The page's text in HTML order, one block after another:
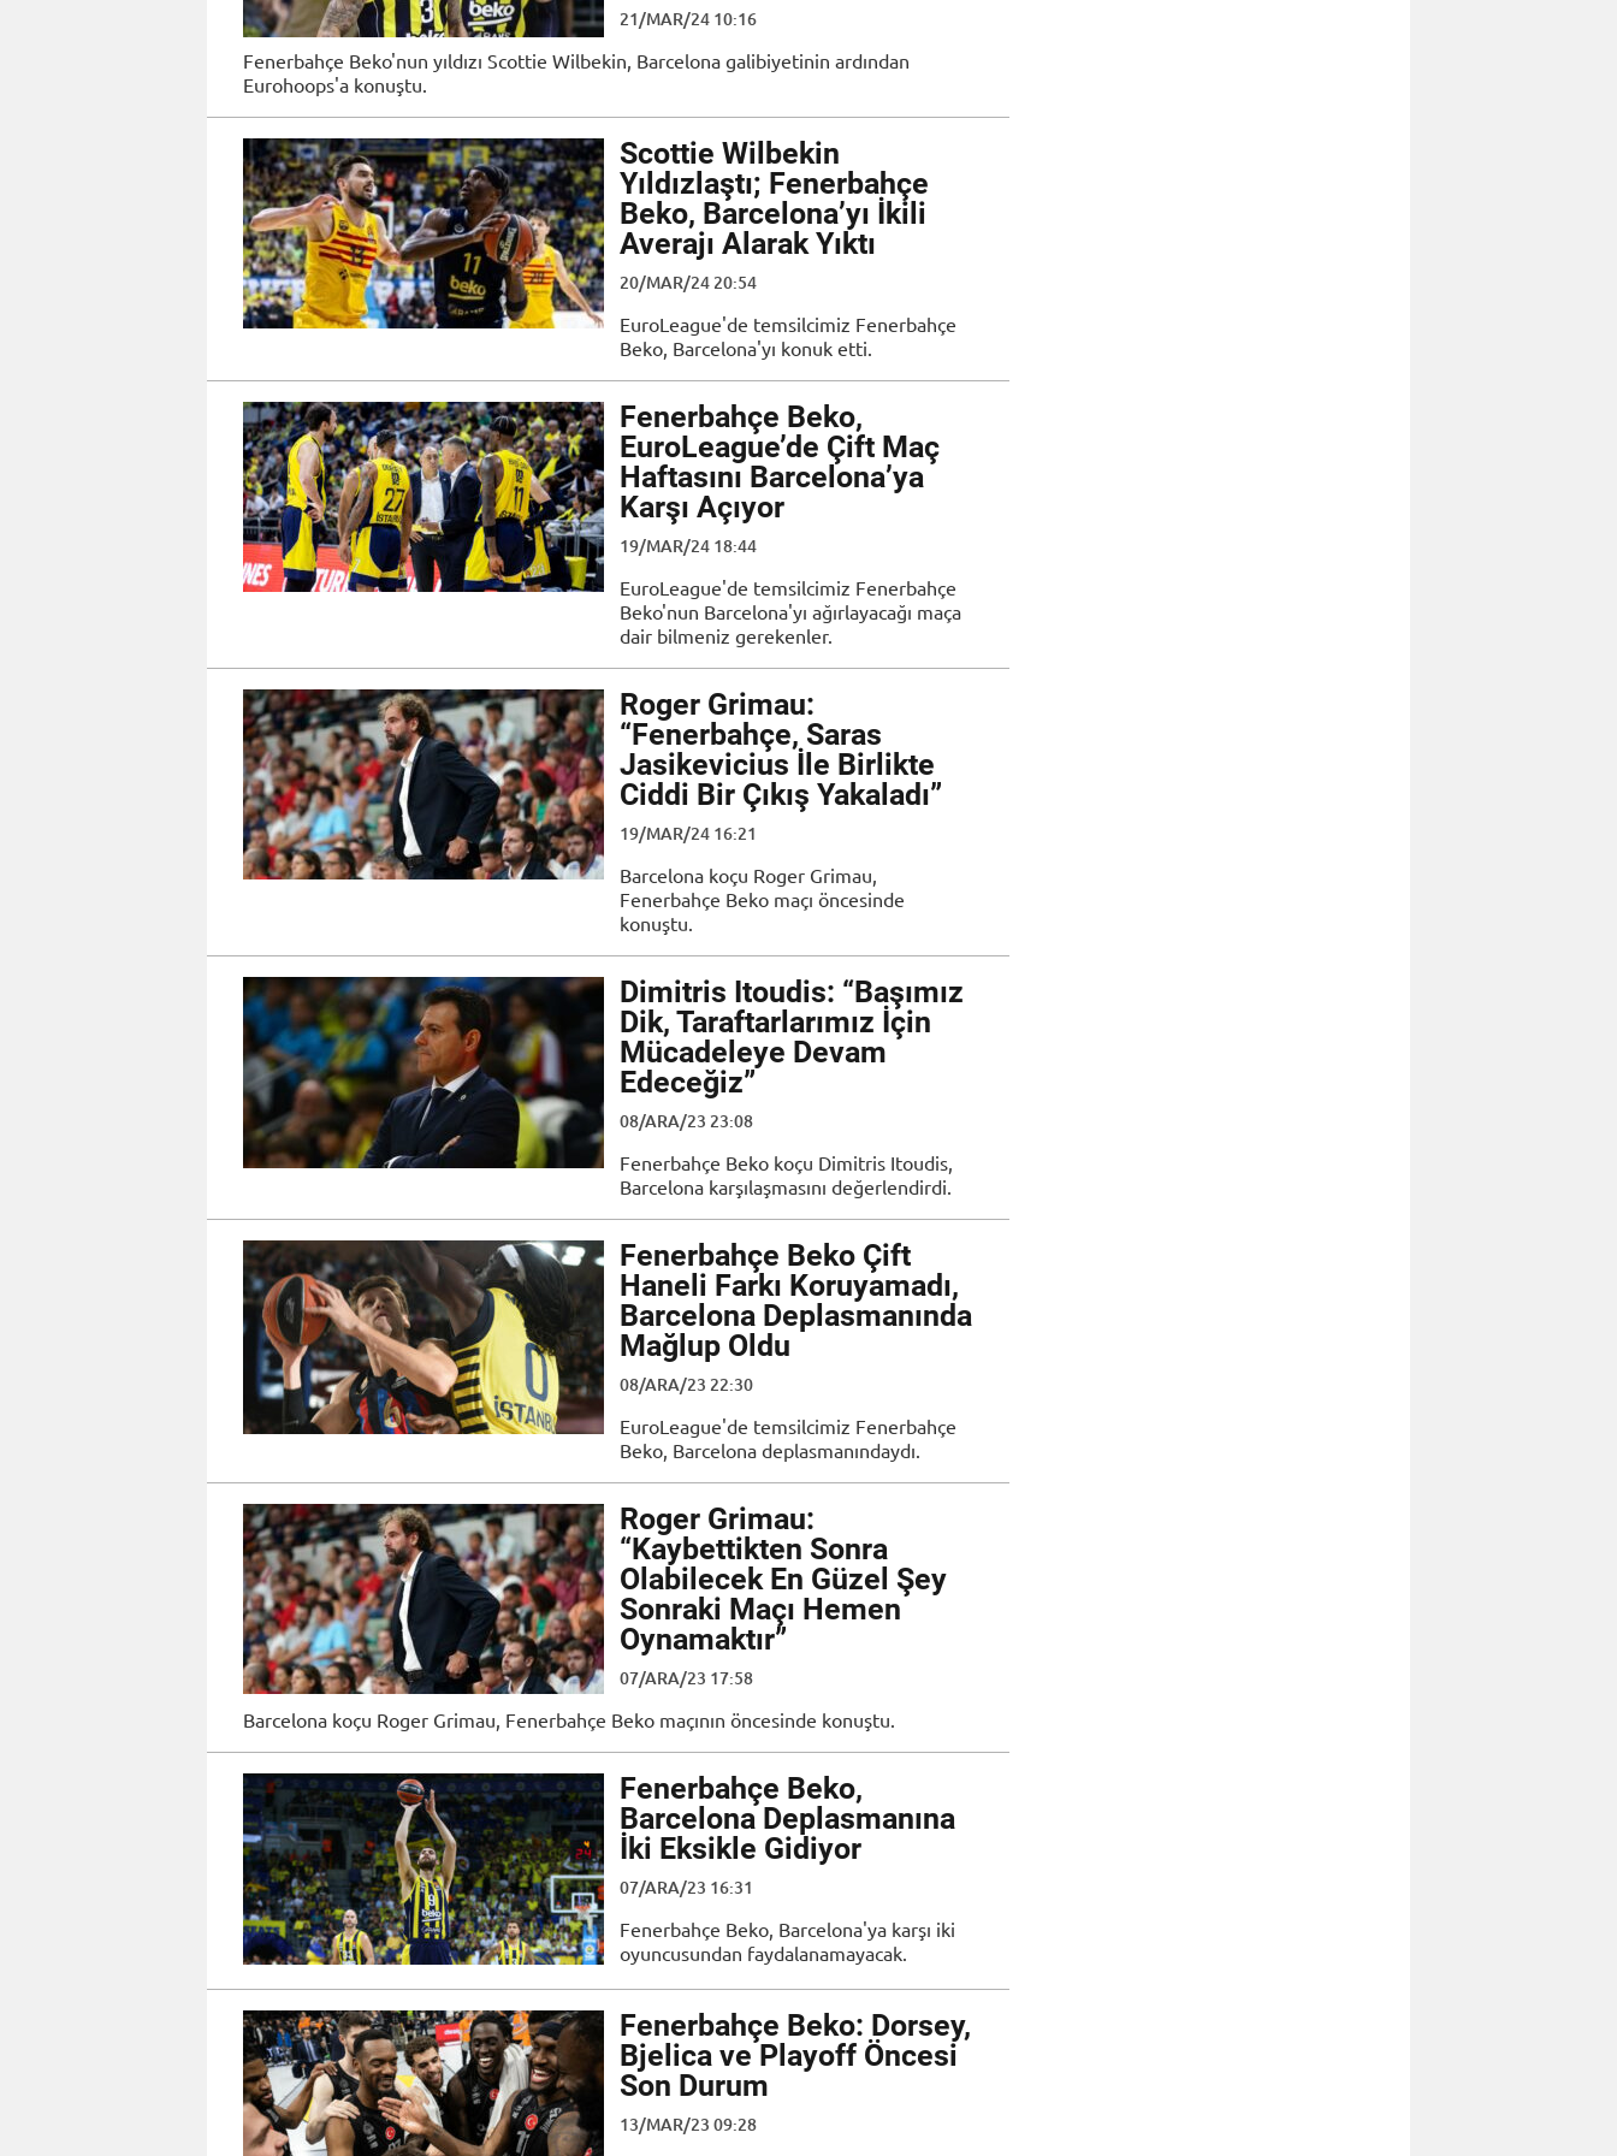
21/MAR/24 10:16
Fenerbahçe Beko'nun yıldızı Scottie Wilbekin, Barcelona galibiyetinin ardından
Eurohoops'a konuştu.
Scottie Wilbekin
Yıldızlaştı; Fenerbahçe
Beko, Barcelona’yı İkili
Averajı Alarak Yıktı
20/MAR/24 20:54
EuroLeague'de temsilcimiz Fenerbahçe
Beko, Barcelona'yı konuk etti.
Fenerbahçe Beko,
EuroLeague’de Çift Maç
Haftasını Barcelona’ya
Karşı Açıyor
19/MAR/24 18:44
EuroLeague'de temsilcimiz Fenerbahçe
Beko'nun Barcelona'yı ağırlayacağı maça
dair bilmeniz gerekenler.
Roger Grimau:
“Fenerbahçe, Saras
Jasikevicius İle Birlikte
Ciddi Bir Çıkış Yakaladı”
19/MAR/24 16:21
Barcelona koçu Roger Grimau,
Fenerbahçe Beko maçı öncesinde
konuştu.
Dimitris Itoudis: “Başımız
Dik, Taraftarlarımız İçin
Mücadeleye Devam
Edeceğiz”
08/ARA/23 23:08
Fenerbahçe Beko koçu Dimitris Itoudis,
Barcelona karşılaşmasını değerlendirdi.
Fenerbahçe Beko Çift
Haneli Farkı Koruyamadı,
Barcelona Deplasmanında
Mağlup Oldu
08/ARA/23 22:30
EuroLeague'de temsilcimiz Fenerbahçe
Beko, Barcelona deplasmanındaydı.
Roger Grimau:
“Kaybettikten Sonra
Olabilecek En Güzel Şey
Sonraki Maçı Hemen
Oynamaktır”
07/ARA/23 17:58
Barcelona koçu Roger Grimau, Fenerbahçe Beko maçının öncesinde konuştu.
Fenerbahçe Beko,
Barcelona Deplasmanına
İki Eksikle Gidiyor
07/ARA/23 16:31
Fenerbahçe Beko, Barcelona'ya karşı iki
oyuncusundan faydalanamayacak.
Fenerbahçe Beko: Dorsey,
Bjelica ve Playoff Öncesi
Son Durum
13/MAR/23 09:28